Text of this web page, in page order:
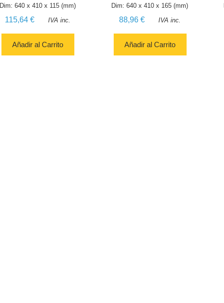
Dim: 640 x 410 x 115 (mm)
115,64 € IVA inc.
Añadir al Carrito
Dim: 640 x 410 x 165 (mm)
88,96 € IVA inc.
Añadir al Carrito